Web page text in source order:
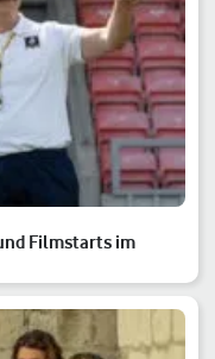
Filmstarts im